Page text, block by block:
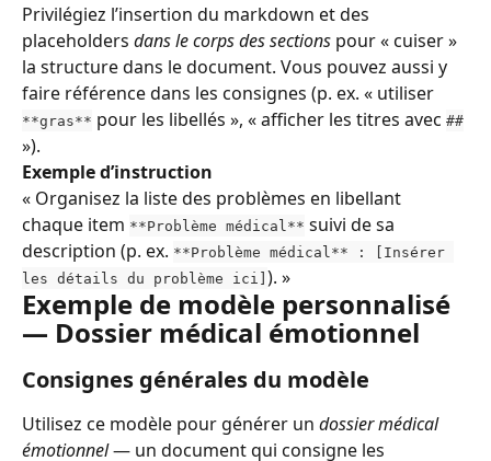
Privilégiez l’insertion du markdown et des
placeholders dans le corps des sections pour « cuiser »
la structure dans le document. Vous pouvez aussi y
faire référence dans les consignes (p. ex. « utiliser
**gras** pour les libellés », « afficher les titres avec ##
»).
Exemple d’instruction
« Organisez la liste des problèmes en libellant
chaque item **Problème médical** suivi de sa
description (p. ex. **Problème médical** : [Insérer
les détails du problème ici] ). »
Exemple de modèle personnalisé
— Dossier médical émotionnel
Consignes générales du modèle
Utilisez ce modèle pour générer un dossier médical
émotionnel — un document qui consigne les